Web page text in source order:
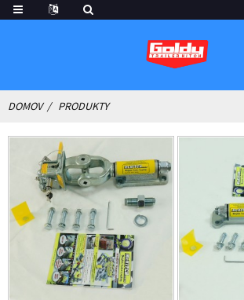
DOMOV PRODUKTY